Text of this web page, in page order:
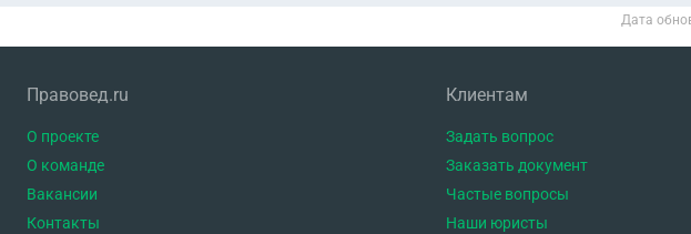
Дата
Правовед.ru
О проекте
О команде
Вакансии
Контакты
Клиентам
Задать вопрос
Заказать документ
Частые вопросы
Наши юристы